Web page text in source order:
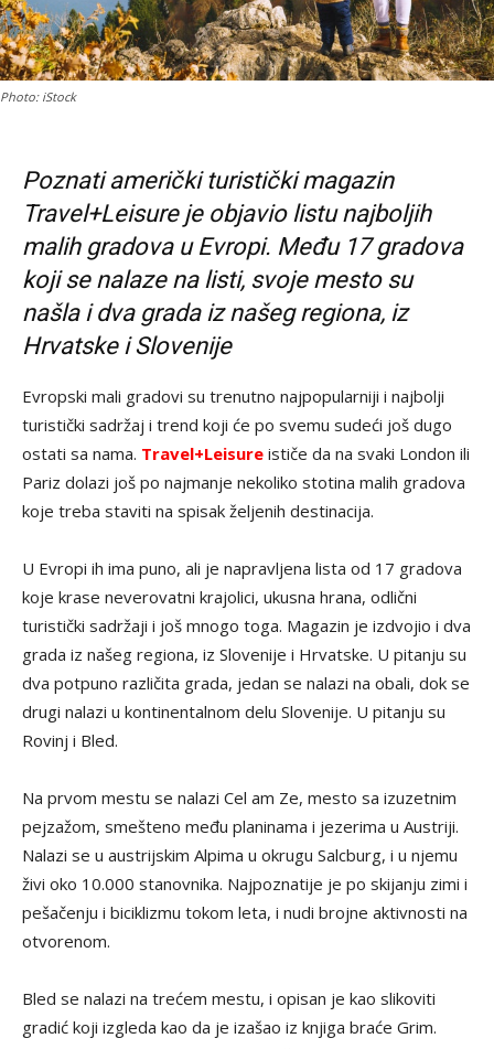
Photo: iStock
Poznati američki turistički magazin
Travel+Leisure je objavio listu najboljih
malih gradova u Evropi. Među 17 gradova
koji se nalaze na listi, svoje mesto su
našla i dva grada iz našeg regiona, iz
Hrvatske i Slovenije
Evropski mali gradovi su trenutno najpopularniji i najbolji
turistički sadržaj i trend koji će po svemu sudeći još dugo
ostati sa nama. Travel+Leisure ističe da na svaki London ili
Pariz dolazi još po najmanje nekoliko stotina malih gradova
koje treba staviti na spisak željenih destinacija.
U Evropi ih ima puno, ali je napravljena lista od 17 gradova
koje krase neverovatni krajolici, ukusna hrana, odlični
turistički sadržaji i još mnogo toga. Magazin je izdvojio i dva
grada iz našeg regiona, iz Slovenije i Hrvatske. U pitanju su
dva potpuno različita grada, jedan se nalazi na obali, dok se
drugi nalazi u kontinentalnom delu Slovenije. U pitanju su
Rovinj i Bled.
Na prvom mestu se nalazi Cel am Ze, mesto sa izuzetnim
pejzažom, smešteno među planinama i jezerima u Austriji.
Nalazi se u austrijskim Alpima u okrugu Salcburg, i u njemu
živi oko 10.000 stanovnika. Najpoznatije je po skijanju zimi i
pešačenju i biciklizmu tokom leta, i nudi brojne aktivnosti na
otvorenom.
Bled se nalazi na trećem mestu, i opisan je kao slikoviti
gradić koji izgleda kao da je izašao iz knjiga braće Grim.